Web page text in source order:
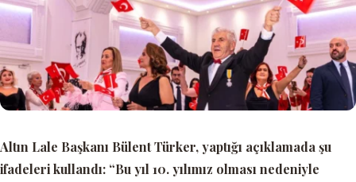
Altın Lale Başkanı Bülent Türker, yaptığı açıklamada şu
ifadeleri kullandı: “Bu yıl 10. yılımız olması nedeniyle